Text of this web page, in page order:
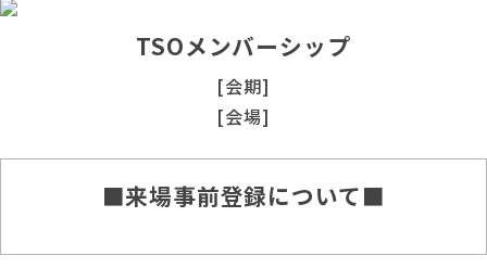
TSOメンバーシップ
[会期]
[会場]
■来場事前登録について■